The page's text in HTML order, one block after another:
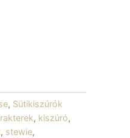
, Sütikiszúrók
, kiszúró,
, stewie,